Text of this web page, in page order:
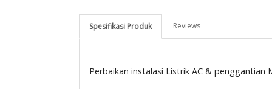
Spesifikasi Produk Reviews
Perbaikan instalasi Listrik AC & penggantian